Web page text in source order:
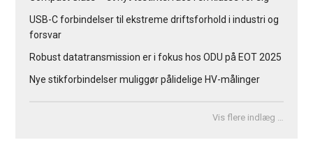
USB-C forbindelser til ekstreme driftsforhold i industri og
forsvar
Robust datatransmission er i fokus hos ODU på EOT 2025
Nye stikforbindelser muliggør pålidelige HV-målinger
Vis flere indlæg …